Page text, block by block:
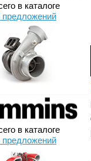
в каталоге
предложений
в каталоге
предложений